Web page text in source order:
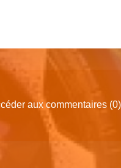
aux commentaires (0)